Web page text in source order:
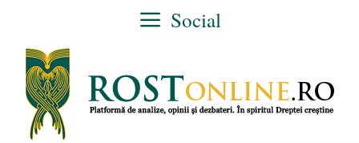
conținut
Social